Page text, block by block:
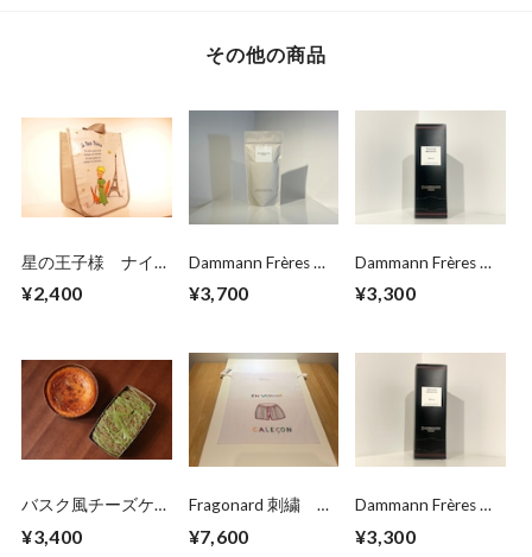
その他の商品
星の王子様 ナイロ
ントートバッグ ホ
ワイト
¥2,400
Dammann Frères ダ
ージリン １st
fius 袋詰 １００
¥3,700
Dammann Frères ブ
レックファスト テ
ィーパック２４個
¥3,300
バスク風チーズケー
キ（各2〜3人前）
¥3,400
Fragonard 刺繍 コ
ルソン
¥7,600
Dammann Frères セ
ク２４個
¥3,300